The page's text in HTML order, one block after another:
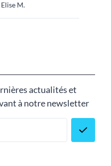
M.
actualités et
à notre newsletter